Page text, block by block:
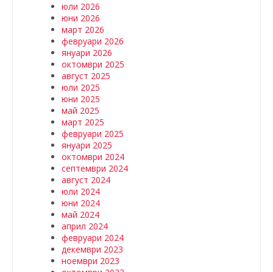
юли 2026
юни 2026
март 2026
февруари 2026
януари 2026
октомври 2025
август 2025
юли 2025
юни 2025
май 2025
март 2025
февруари 2025
януари 2025
октомври 2024
септември 2024
август 2024
юли 2024
юни 2024
май 2024
април 2024
февруари 2024
декември 2023
ноември 2023